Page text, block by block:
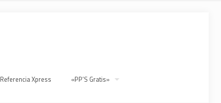
Xpress «PP’S Gratis»